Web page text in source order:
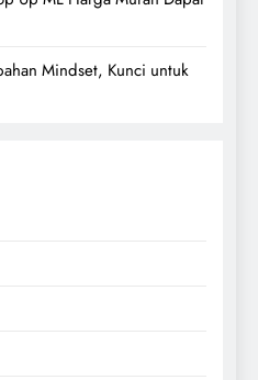
Mindset, Kunci untuk